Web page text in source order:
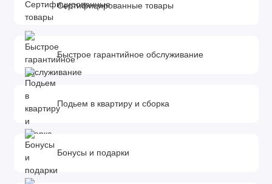
Сертифицированные товары
Быстрое гарантийное обслуживание
Подьем в квартиру и сборка
Бонусы и подарки